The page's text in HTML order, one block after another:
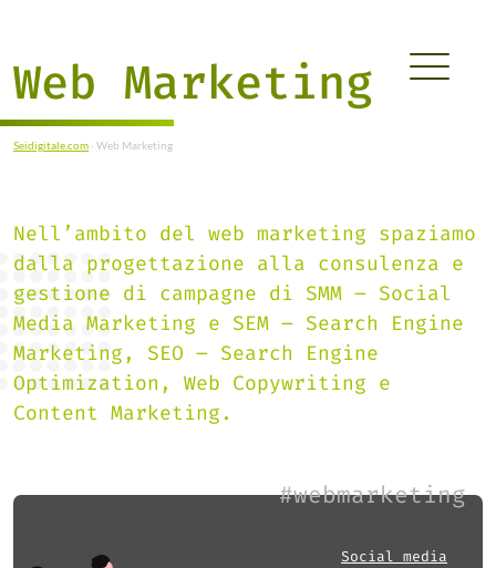
Web Marketing
Seidigitale.com · Web Marketing
Nell’ambito del web marketing spaziamo
dalla progettazione alla consulenza e
gestione di campagne di SMM – Social
Media Marketing e SEM – Search Engine
Marketing, SEO – Search Engine
Optimization, Web Copywriting e
Content Marketing.
#webmarketing
Social media